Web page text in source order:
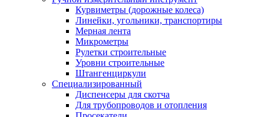
Курвиметры (дорожные колеса)
Линейки, угольники, транспортиры
Мерная лента
Микрометры
Рулетки строительные
Уровни строительные
Штангенциркули
Специализированный
Диспенсеры для скотча
Для трубопроводов и отопления